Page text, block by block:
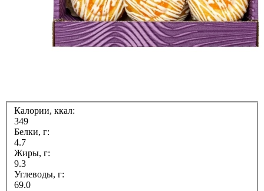
Калории, ккал:
349
Белки, г:
4.7
Жиры, г:
9.3
Углеводы, г:
69.0